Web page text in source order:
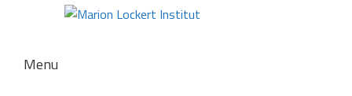
Hauptmenü
Zum
Zum
Menu